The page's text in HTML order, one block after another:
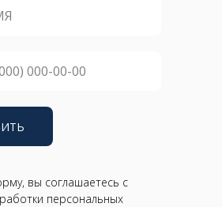
вы соглашаетесь с
персональных